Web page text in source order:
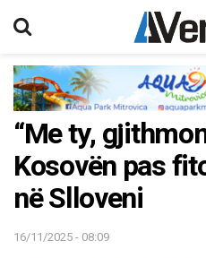
“Me ty,
Kosovën pas
në Slloveni
16/11/2025 - 08:09